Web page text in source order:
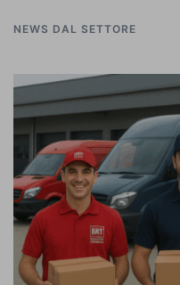
NEWS DAL SETTORE